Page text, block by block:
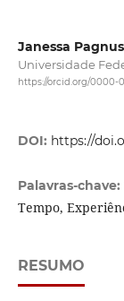
Janessa
Universidade
https://orcid.org/0000-
DOI: https://
Palavras-chave:
Tempo,
RESUMO